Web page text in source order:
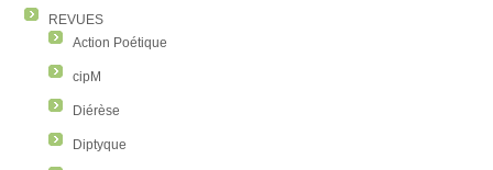
REVUES
Action Poétique
cipM
Diérèse
Diptyque